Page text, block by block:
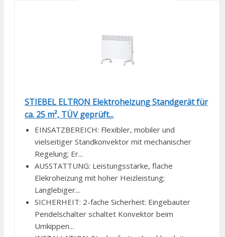
STIEBEL ELTRON Elektroheizung Standgerät für
ca. 25 m², TÜV geprüft...
EINSATZBEREICH: Flexibler, mobiler und
vielseitiger Standkonvektor mit mechanischer
Regelung; Er...
AUSSTATTUNG: Leistungsstarke, flache
Elekroheizung mit hoher Heizleistung;
Langlebiger...
SICHERHEIT: 2-fache Sicherheit: Eingebauter
Pendelschalter schaltet Konvektor beim
Umkippen...